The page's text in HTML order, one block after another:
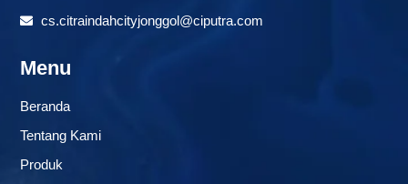
cs.citraindahcityjonggol@ciputra.com
Menu
Beranda
Tentang Kami
Produk